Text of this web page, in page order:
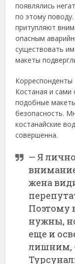
появлялись
по этому
притупляют
опасным
существовать
макеты
Костаная и сами
подобные
безопасность.
костанайские
совершенна.
— Я
жена
Поэтому
нужны,
еще и
лишним,